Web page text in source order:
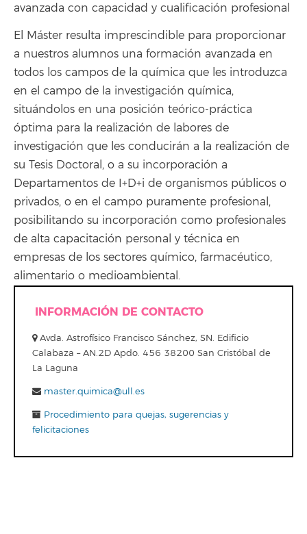
avanzada con capacidad y cualificación profesional
El Máster resulta imprescindible para proporcionar
a nuestros alumnos una formación avanzada en
todos los campos de la química que les introduzca
en el campo de la investigación química,
situándolos en una posición teórico-práctica
óptima para la realización de labores de
investigación que les conducirán a la realización de
su Tesis Doctoral, o a su incorporación a
Departamentos de I+D+i de organismos públicos o
privados, o en el campo puramente profesional,
posibilitando su incorporación como profesionales
de alta capacitación personal y técnica en
empresas de los sectores químico, farmacéutico,
alimentario o medioambiental.
INFORMACIÓN DE CONTACTO
Avda. Astrofísico Francisco Sánchez, SN. Edificio
Calabaza – AN.2D Apdo. 456 38200 San Cristóbal de
La Laguna
master.quimica@ull.es
Procedimiento para quejas, sugerencias y
felicitaciones